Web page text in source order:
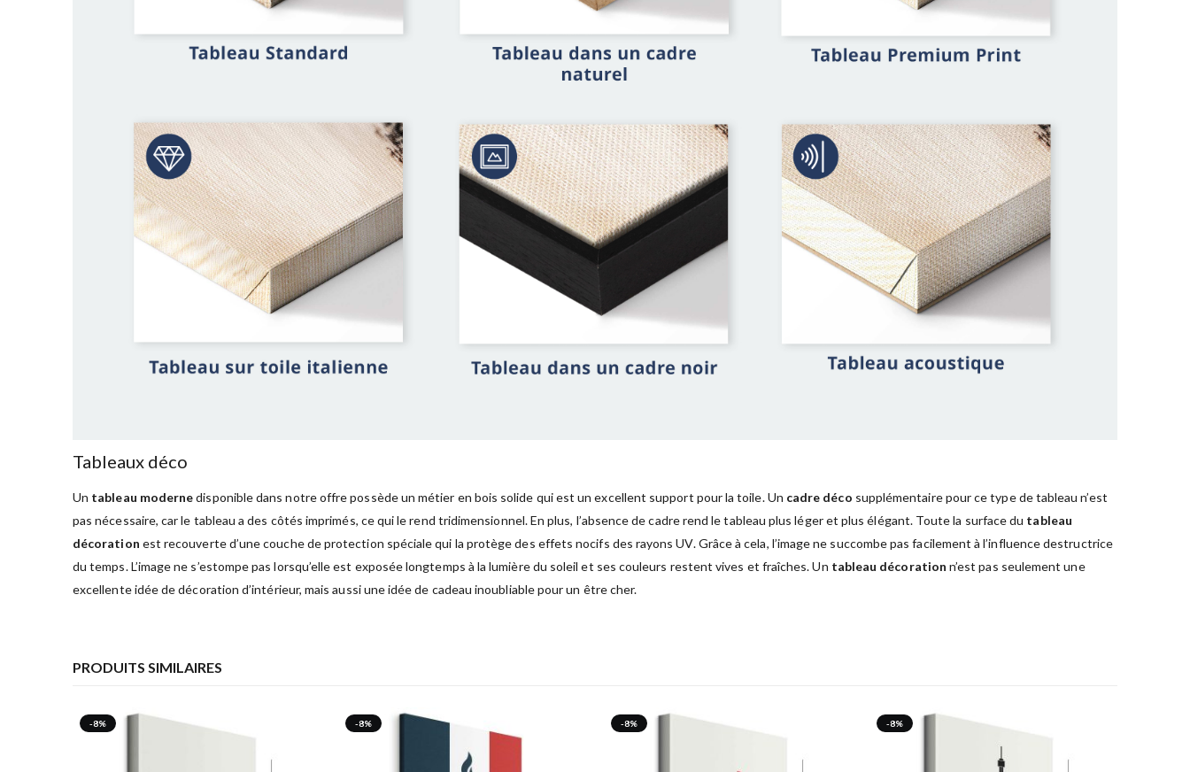
Tableaux déco
Un tableau modernedisponible dans notre offre possède un métier en bois solide qui est un excellent support pour la toile. Un cadre déco supplémentaire pour ce type de tableau n’est
pas nécessaire, car le tableau a des côtés imprimés, ce qui le rend tridimensionnel. En plus, l’absence de cadre rend le tableau plus léger et plus élégant. Toute la surface du tableau
décoration est recouverte d’une couche de protection spéciale qui la protège des effets nocifs des rayons UV. Grâce à cela, l’image ne succombe pas facilement à l’influence destructrice
du temps. L’image ne s’estompe pas lorsqu’elle est exposée longtemps à la lumière du soleil et ses couleurs restent vives et fraîches. Un tableau décoration n’est pas seulement une
excellente idée de décoration d’intérieur, mais aussi une idée de cadeau inoubliable pour un être cher.
PRODUITS SIMILAIRES
-8% -8% -8% -8%